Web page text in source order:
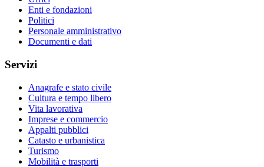
Enti e fondazioni
Politici
Personale amministrativo
Documenti e dati
Servizi
Anagrafe e stato civile
Cultura e tempo libero
Vita lavorativa
Imprese e commercio
Appalti pubblici
Catasto e urbanistica
Turismo
Mobilità e trasporti